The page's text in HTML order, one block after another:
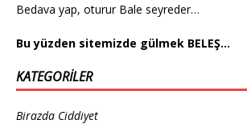
Bedava yap, oturur Bale seyreder…
Bu yüzden sitemizde gülmek BELEŞ…
KATEGORILER
Birazda Ciddiyet